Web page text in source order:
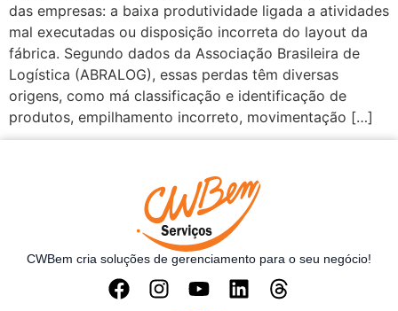
das empresas: a baixa produtividade ligada a atividades
mal executadas ou disposição incorreta do layout da
fábrica. Segundo dados da Associação Brasileira de
Logística (ABRALOG), essas perdas têm diversas
origens, como má classificação e identificação de
produtos, empilhamento incorreto, movimentação […]
CWBem cria soluções de gerenciamento para o seu negócio!